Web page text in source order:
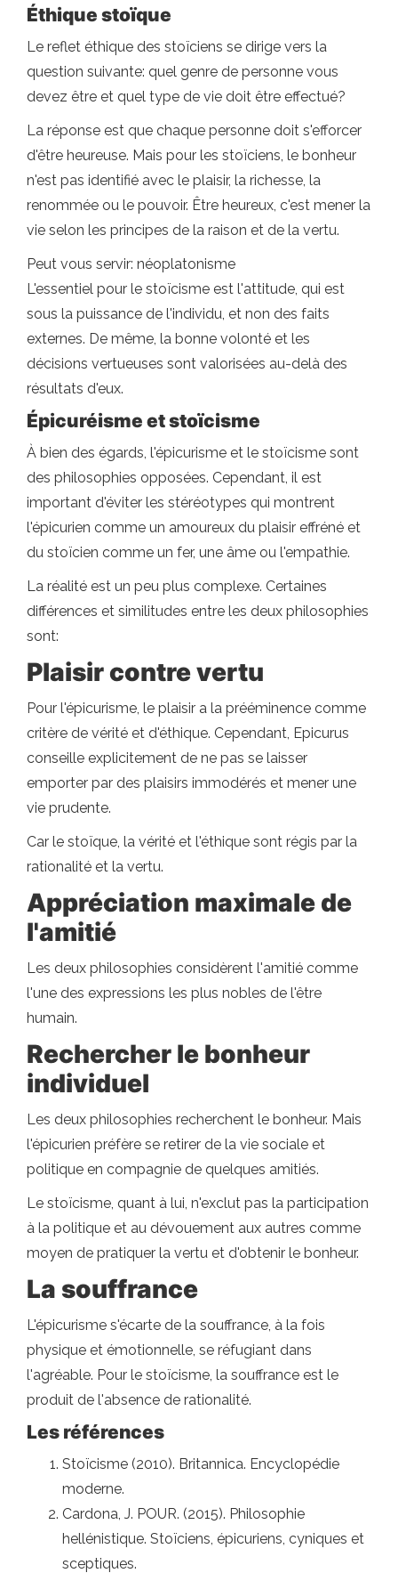
Éthique stoïque
Le reflet éthique des stoïciens se dirige vers la
question suivante: quel genre de personne vous
devez être et quel type de vie doit être effectué?
La réponse est que chaque personne doit s'efforcer
d'être heureuse. Mais pour les stoïciens, le bonheur
n'est pas identifié avec le plaisir, la richesse, la
renommée ou le pouvoir. Être heureux, c'est mener la
vie selon les principes de la raison et de la vertu.
Peut vous servir: néoplatonisme
L'essentiel pour le stoïcisme est l'attitude, qui est
sous la puissance de l'individu, et non des faits
externes. De même, la bonne volonté et les
décisions vertueuses sont valorisées au-delà des
résultats d'eux.
Épicuréisme et stoïcisme
À bien des égards, l'épicurisme et le stoïcisme sont
des philosophies opposées. Cependant, il est
important d'éviter les stéréotypes qui montrent
l'épicurien comme un amoureux du plaisir effréné et
du stoïcien comme un fer, une âme ou l'empathie.
La réalité est un peu plus complexe. Certaines
différences et similitudes entre les deux philosophies
sont:
Plaisir contre vertu
Pour l'épicurisme, le plaisir a la prééminence comme
critère de vérité et d'éthique. Cependant, Epicurus
conseille explicitement de ne pas se laisser
emporter par des plaisirs immodérés et mener une
vie prudente.
Car le stoïque, la vérité et l'éthique sont régis par la
rationalité et la vertu.
Appréciation maximale de
l'amitié
Les deux philosophies considèrent l'amitié comme
l'une des expressions les plus nobles de l'être
humain.
Rechercher le bonheur
individuel
Les deux philosophies recherchent le bonheur. Mais
l'épicurien préfère se retirer de la vie sociale et
politique en compagnie de quelques amitiés.
Le stoïcisme, quant à lui, n'exclut pas la participation
à la politique et au dévouement aux autres comme
moyen de pratiquer la vertu et d'obtenir le bonheur.
La souffrance
L'épicurisme s'écarte de la souffrance, à la fois
physique et émotionnelle, se réfugiant dans
l'agréable. Pour le stoïcisme, la souffrance est le
produit de l'absence de rationalité.
Les références
Stoïcisme (2010). Britannica. Encyclopédie
moderne.
Cardona, J. POUR. (2015). Philosophie
hellénistique. Stoïciens, épicuriens, cyniques et
sceptiques.